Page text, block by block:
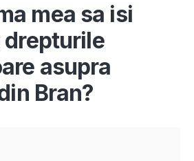
mea sa isi
drepturile
asupra
Bran?